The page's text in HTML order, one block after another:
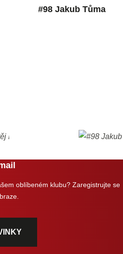
#98 Jakub Tůma
oblíbeném klubu? Zaregistrujte se